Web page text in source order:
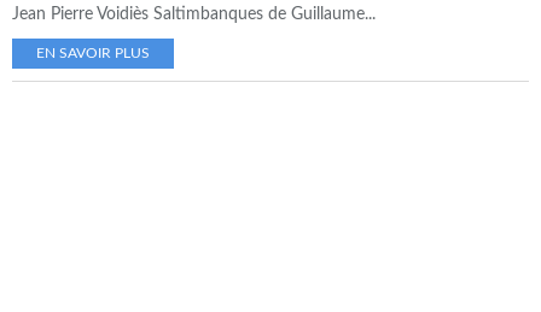
Jean Pierre Voidiès Saltimbanques de Guillaume...
EN SAVOIR PLUS